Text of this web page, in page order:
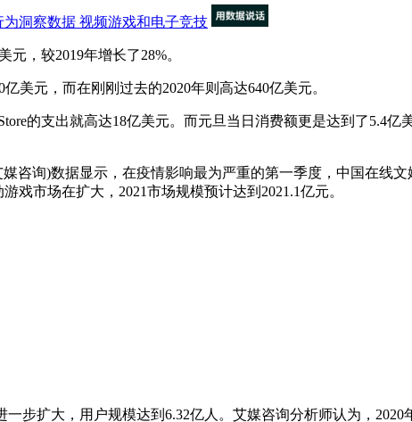
为洞察数据 视频游戏和电子竞技
，较2019年增长了28%。
美元，而在刚刚过去的2020年则高达640亿美元。
的支出就高达18亿美元。而元旦当日消费额更是达到了5.4亿
询)数据显示，在疫情影响最为严重的第一季度，中国在线文
戏市场在扩大，2021市场规模预计达到2021.1亿元。
步扩大，用户规模达到6.32亿人。艾媒咨询分析师认为，